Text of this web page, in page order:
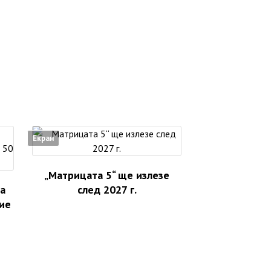
Екран
„Матрицата 5“ ще излезе
след 2027 г.